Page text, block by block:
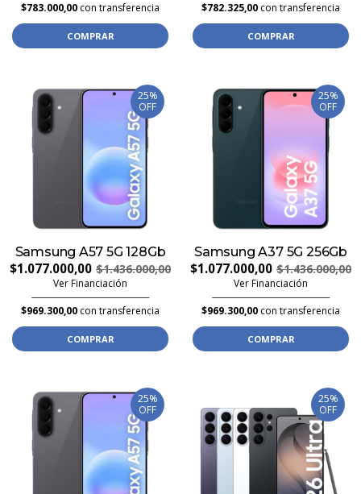
$783.000,00 con transferencia
COMPRAR
$782.325,00 con transferencia
COMPRAR
25%
OFF
Samsung A57 5G 128Gb
$1.077.000,00 $1.436.000,00
Ver Financiación
$969.300,00 con transferencia
COMPRAR
25%
OFF
Samsung A37 5G 256Gb
$1.077.000,00 $1.436.000,00
Ver Financiación
$969.300,00 con transferencia
COMPRAR
25%
OFF
25%
OFF